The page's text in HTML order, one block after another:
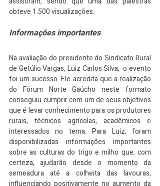
obteve 1.500 visualizações.
Informações importantes
Na avaliação do presidente do Sindicato Rural
de Getúlio Vargas, Luiz Carlos Silva,  o evento
foi um sucesso. Ele acredita que a realização
do Fórum Norte Gaúcho neste formato
conseguiu cumprir com um de seus objetivos
que é levar conhecimento para os produtores
rurais, técnicos agrícolas, acadêmicos e
interessados no tema. Para Luiz, foram
disponibilizadas informações importantes
sobre as culturas do trigo e milho que, com
certeza, ajudarão desde o momento da
semeadura até a colheita das lavouras,
influenciando positivamente no aumento da